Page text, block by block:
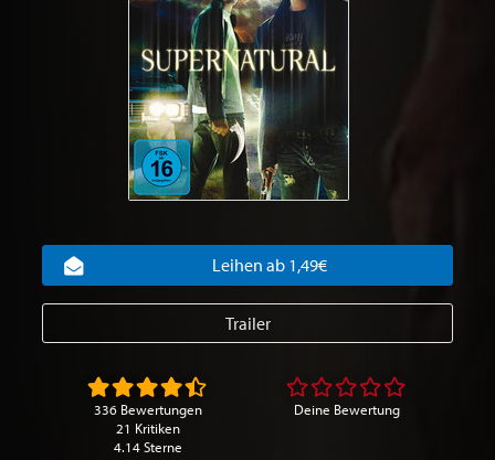
Leihen ab 1,49€
Trailer
336 Bewertungen
21 Kritiken
4.14 Sterne
Deine Bewertung